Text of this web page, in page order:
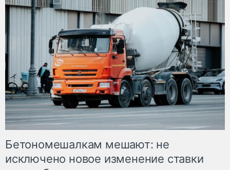
Бетономешалкам мешают: не
исключено новое изменение ставки